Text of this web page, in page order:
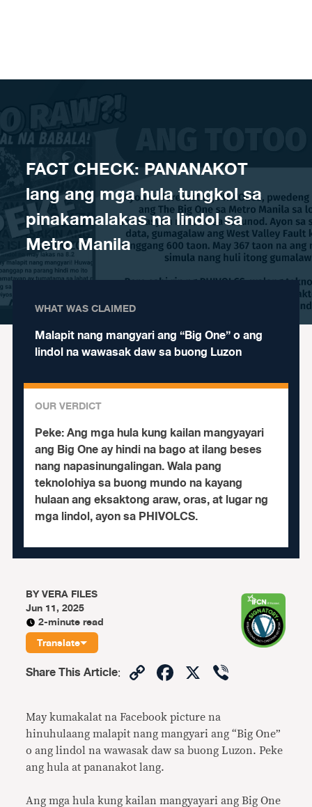
FACT CHECK: PANANAKOT
lang ang mga hula tungkol sa
pinakamalakas na lindol sa
Metro Manila
WHAT WAS CLAIMED
Malapit nang mangyari ang “Big One” o ang
lindol na wawasak daw sa buong Luzon
OUR VERDICT
Peke:Ang mga hula kung kailan mangyayari
ang Big One ay hindi na bago at ilang beses
nang napasinungalingan.Wala pang
teknolohiya sa buong mundo na kayang
hulaan ang eksaktong araw, oras, at lugar ng
mga lindol, ayon sa PHIVOLCS.
BYVERA FILES
Jun 11, 2025
2-minute read
Translate
Share This Article: CopyFacebook
X
May kumakalat na Facebook picture na
hinuhulaang malapit nang mangyari ang “Big One”
o ang lindol na wawasak daw sa buong Luzon. Peke
ang hula at pananakot lang.
Ang mga hula kung kailan mangyayari ang Big One